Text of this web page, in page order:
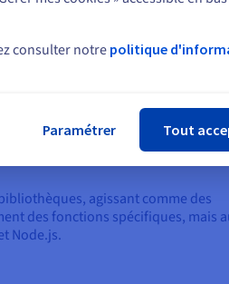
JavaScript et
qui proposent du code
le processus de
et d'infrastructures
et jQuery sont des exemples
agissant comme des
des fonctions spécifiques, mais
Node.js.
consulter notrepolitique
Paramétrer Tout